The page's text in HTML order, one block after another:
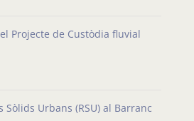
Projecte de Custòdia fluvial
Sòlids Urbans (RSU) al Barranc